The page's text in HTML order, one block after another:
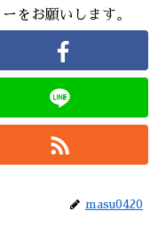
をお願いします。
masu0420